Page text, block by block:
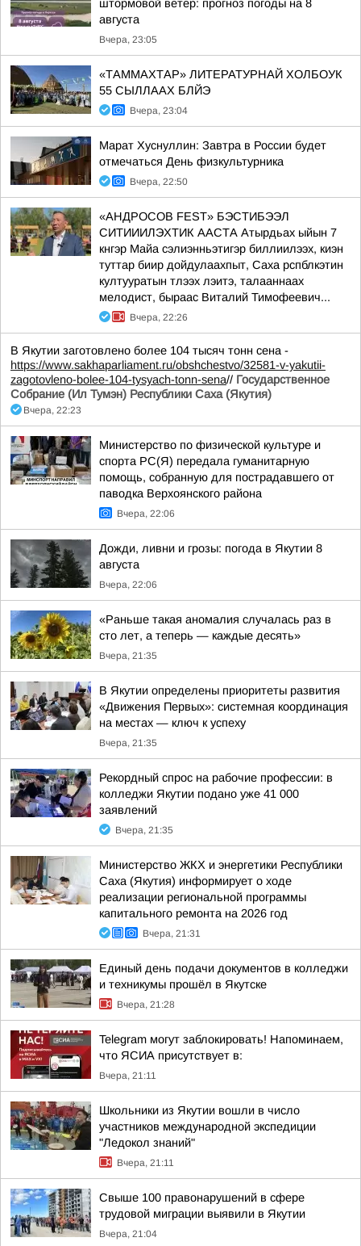
штормовой ветер: прогноз погоды на 8
августа
Вчера, 23:05
«ТАММАХТАР» ЛИТЕРАТУРНАЙ ХОЛБОУК
55 СЫЛЛААХ БЛЙЭ
Вчера, 23:04
Марат Хуснуллин: Завтра в России будет
отмечаться День физкультурника
Вчера, 22:50
«АНДРОСОВ FEST» БЭСТИБЭЭЛ
СИТИИИЛЭХТИК ААСТА Атырдьах ыйын 7
кнгэр Майа сэлиэнньэтигэр биллиилээх, киэн
туттар биир дойдулаахпыт, Саха рспблкэтин
култууратын тлээх лэитэ, талааннаах
мелодист, быраас Виталий Тимофеевич...
Вчера, 22:26
В Якутии заготовлено более 104 тысяч тонн сена -
https://www.sakhaparliament.ru/obshchestvo/32581-v-yakutii-
zagotovleno-bolee-104-tysyach-tonn-sena// Государственное
Собрание (Ил Тумэн) Республики Саха (Якутия)
Вчера, 22:23
Министерство по физической культуре и
спорта РС(Я) передала гуманитарную
помощь, собранную для пострадавшего от
паводка Верхоянского района
Вчера, 22:06
Дожди, ливни и грозы: погода в Якутии 8
августа
Вчера, 22:06
«Раньше такая аномалия случалась раз в
сто лет, а теперь — каждые десять»
Вчера, 21:35
В Якутии определены приоритеты развития
«Движения Первых»: системная координация
на местах — ключ к успеху
Вчера, 21:35
Рекордный спрос на рабочие профессии: в
колледжи Якутии подано уже 41 000
заявлений
Вчера, 21:35
Министерство ЖКХ и энергетики Республики
Саха (Якутия) информирует о ходе
реализации региональной программы
капитального ремонта на 2026 год
Вчера, 21:31
Единый день подачи документов в колледжи
и техникумы прошёл в Якутске
Вчера, 21:28
Telegram могут заблокировать! Напоминаем,
что ЯСИА присутствует в:
Вчера, 21:11
Школьники из Якутии вошли в число
участников международной экспедиции
"Ледокол знаний"
Вчера, 21:11
Свыше 100 правонарушений в сфере
трудовой миграции выявили в Якутии
Вчера, 21:04